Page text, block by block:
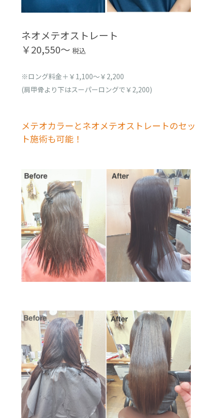
ネオメテオストレート
￥20,550〜 税込
※ロング料金＋￥1,100～￥2,200
(肩甲骨より下はスーパーロングで￥2,200)
メテオカラーとネオメテオストレートのセッ
ト施術も可能！